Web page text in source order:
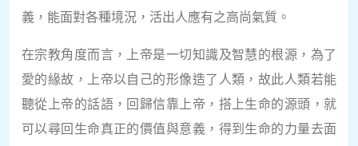
義，能面對各種境況，活出人應有之高尚氣質。
在宗教角度而言，上帝是一切知識及智慧的根源，為了
愛的緣故，上帝以自己的形像造了人類，故此人類若能
聽從上帝的話語，回歸信靠上帝，搭上生命的源頭，就
可以尋回生命真正的價值與意義，得到生命的力量去面